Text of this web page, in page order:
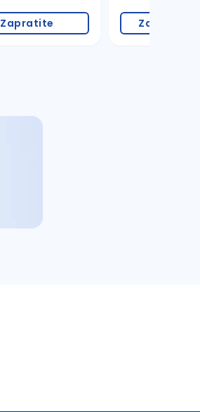
Zapratite Zapratite